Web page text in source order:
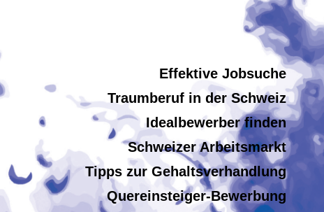
Effektive Jobsuche
Traumberuf in der Schweiz
Idealbewerber finden
Schweizer Arbeitsmarkt
Tipps zur Gehaltsverhandlung
Quereinsteiger-Bewerbung